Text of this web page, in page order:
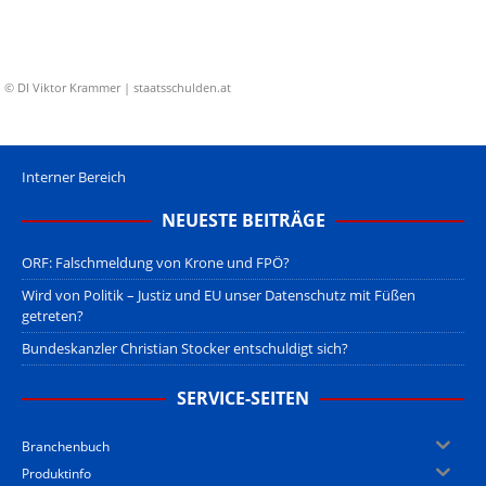
© DI Viktor Krammer | staatsschulden.at
Interner Bereich
NEUESTE BEITRÄGE
ORF: Falschmeldung von Krone und FPÖ?
Wird von Politik – Justiz und EU unser Datenschutz mit Füßen
getreten?
Bundeskanzler Christian Stocker entschuldigt sich?
SERVICE-SEITEN
Branchenbuch
Produktinfo